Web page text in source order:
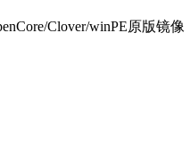
Clover/winPE原版镜像